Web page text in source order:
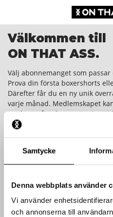
Samtycke
Denna webbplats använder
Vi använder
och annonserna till
Välkommen till
ON THAT ASS.
Välj abonnemanget som
Prova din första boxershorts
Därefter får du en ny unik
varje månad. Medlemskapet
med en månads